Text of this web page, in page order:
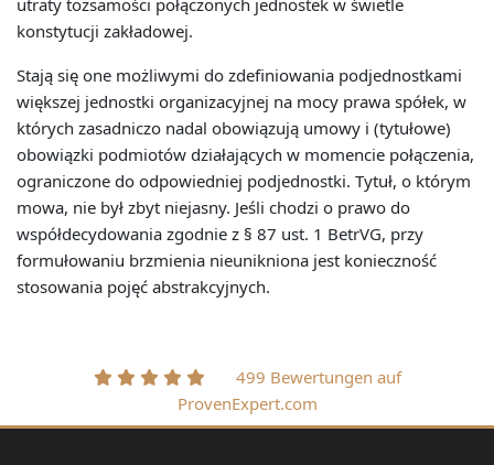
utraty tożsamości połączonych jednostek w świetle
konstytucji zakładowej.
Stają się one możliwymi do zdefiniowania podjednostkami
większej jednostki organizacyjnej na mocy prawa spółek, w
których zasadniczo nadal obowiązują umowy i (tytułowe)
obowiązki podmiotów działających w momencie połączenia,
ograniczone do odpowiedniej podjednostki. Tytuł, o którym
mowa, nie był zbyt niejasny. Jeśli chodzi o prawo do
współdecydowania zgodnie z § 87 ust. 1 BetrVG, przy
formułowaniu brzmienia nieunikniona jest konieczność
stosowania pojęć abstrakcyjnych.
499 Bewertungen auf
ProvenExpert.com